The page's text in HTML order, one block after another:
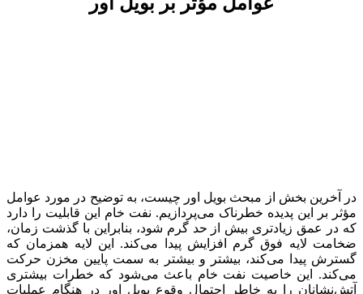
در آخرین بخش از مبحث بویل اور چیست، به توضیح در مورد عوامل
مؤثر بر این پدیده خطرناک می‌پردازیم. نفت خام این قابلیت را دارد
که در عمق زیادتری بیش از حد گرم شود، بنابراین با گذشت زمان،
ضخامت لایه فوق گرم افزایش پیدا می‌کند. این لایه همزمان که
گسترش پیدا می‌کند، بیشتر و بیشتر به سمت پایین مخزن حرکت
می‌کند. این خاصیت نفت خام باعث می‌شود که خطرات بیشتری
آتش‌نشانان را به خاطر احتمال وقوع بویل اور در هنگام عملیات